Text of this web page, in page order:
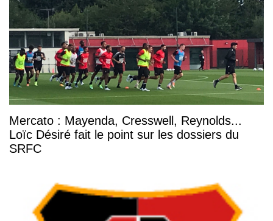
Mercato : Mayenda, Cresswell, Reynolds...
Loïc Désiré fait le point sur les dossiers du
SRFC